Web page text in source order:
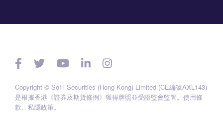
Copyright © SoFi Securities (Hong Kong) Limited (CE編號AXL143)
是根據香港《證券及期貨條例》獲得牌照並受證監會監管。 使用條
款。 私隱政策。